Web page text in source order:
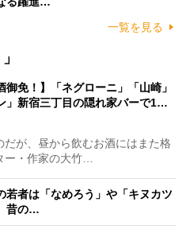
一覧を見る
御免！】「ネグローニ」「山崎」
」新宿三丁目の隠れ家バーで1…
が、昼から飲むお酒にはまた格
・作家の大竹…
若者は「なめろう」や「キヌカツ
昔の…